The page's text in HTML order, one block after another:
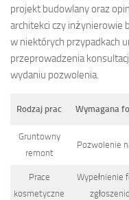
projekt budowlany oraz
architekci czy inżynierowie
w niektórych przypadkach
przeprowadzenia
wydaniu pozwolenia.
Rodzaj prac Wymagana
Gruntowny
remont
Pozwolenie
Prace
kosmetyczne
Wypełnienie